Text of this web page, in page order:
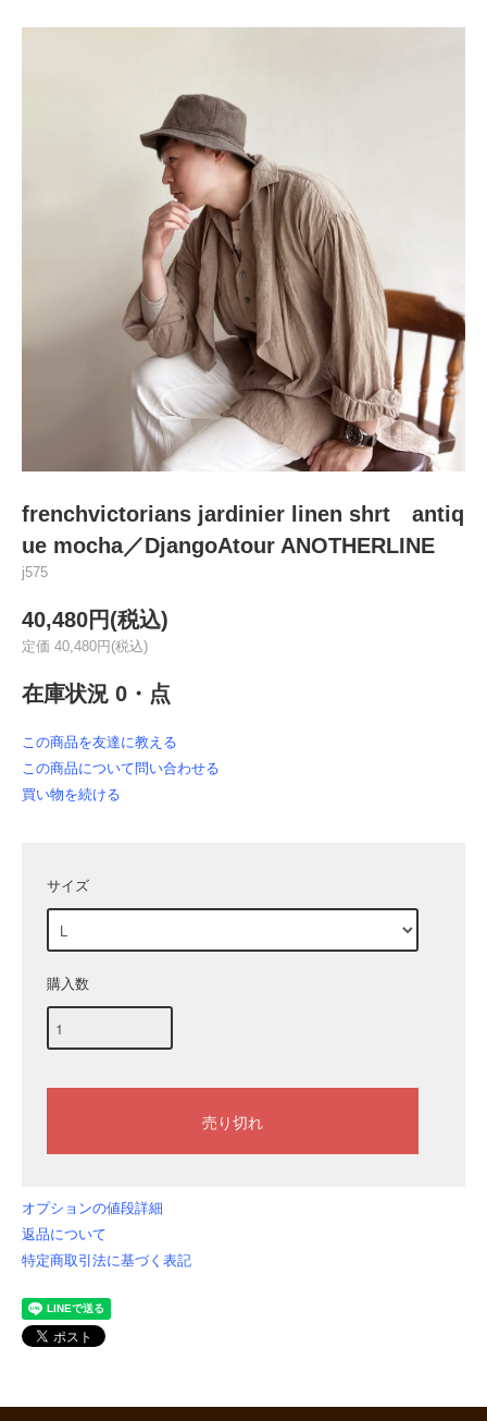
frenchvictorians jardinier linen shrt antiq
ue mocha／DjangoAtour ANOTHERLINE
j575
40,480円(税込)
定価 40,480円(税込)
在庫状況 0・点
この商品を友達に教える
この商品について問い合わせる
買い物を続ける
サイズ
購入数
オプションの値段詳細
返品について
特定商取引法に基づく表記